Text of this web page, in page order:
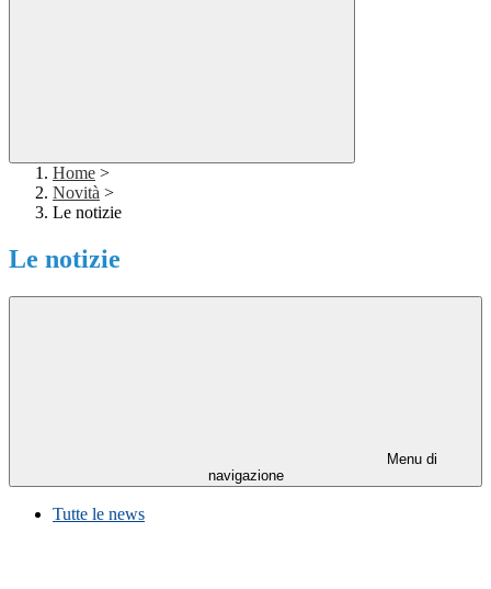
Home >
Novità >
Le notizie
Le notizie
Menu di
navigazione
Tutte le news